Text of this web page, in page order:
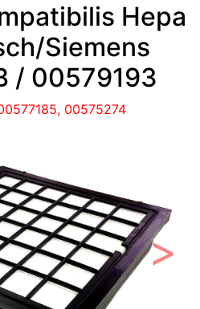
Hepa
Siemens
/ 00579193
00575274